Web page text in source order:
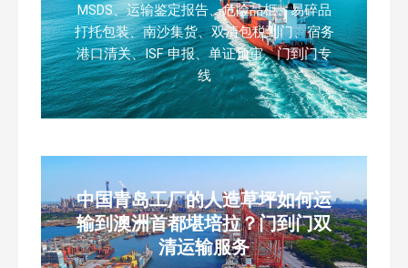
MSDS、运输鉴定报告、危险品柜、易碎品
打托包装、南沙集货、双清包税到门、宿务
港口清关、ISF 申报、单证预审、门到门专
线
中国青岛工厂的人造草坪如何运
输到澳洲首都堪培拉？门到门双
清运输服务